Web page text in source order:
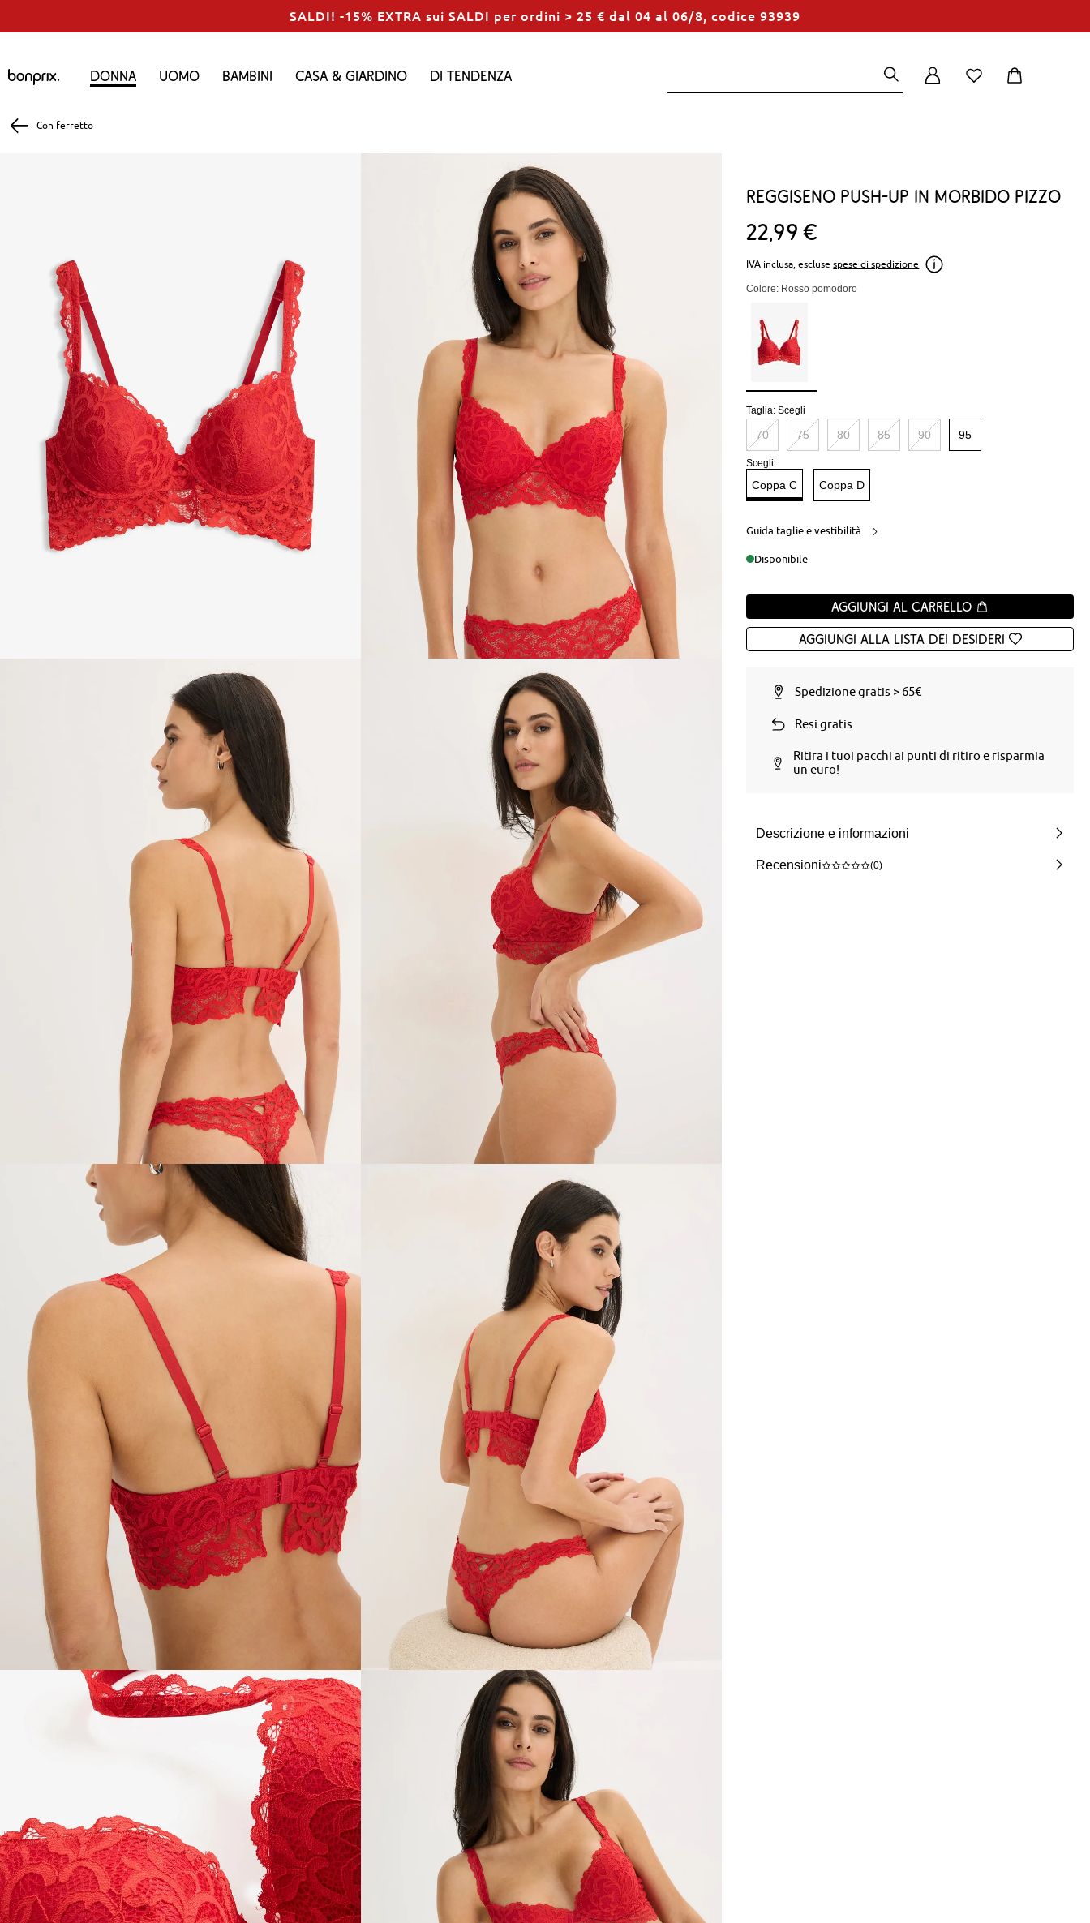
SALDI! -15% EXTRA sui SALDI per ordini > 25 € dal 04 al 06/8, codice 93939
Donna Uomo Bambini Casa & Giardino Di tendenza
Con ferretto
Reggiseno push-up in morbido pizzo
22 99 €
IVA inclusa, escluse spese di spedizione
Colore: Rosso pomodoro
Taglia:Scegli
70 75 80 85 90 95
Scegli:
Coppa C Coppa D
Guida taglie e vestibilità
Disponibile
Aggiungi al carrello
Aggiungi alla Lista dei desideri
Spedizione gratis > 65€
Resi gratis
Ritira i tuoi pacchi ai punti di ritiro e risparmia
un euro!
Descrizione e informazioni
Recensioni (0)